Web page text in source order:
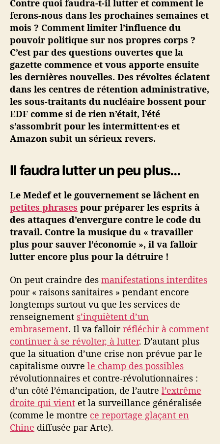
·
e
s
#
8
–
R
é
v
o
l
t
,
e
r
e
c
t
v
e
s
e
t
t
r
a
v
a
i
l
Contre quoi faudra-t-il lutter et comment le
ferons-nous dans les prochaines semaines et
mois ? Comment limiter l’influence du
pouvoir politique sur nos propres corps ?
C’est par des questions ouvertes que la
gazette commence et vous apporte ensuite
les dernières nouvelles. Des révoltes éclatent
dans les centres de rétention administrative,
les sous-traitants du nucléaire bossent pour
EDF comme si de rien n’était, l’été
s’assombrit pour les intermittent·es et
Amazon subit un sérieux revers.
Il faudra lutter un peu plus…
Le Medef et le gouvernement se lâchent en
petites phrases pour préparer les esprits à
des attaques d’envergure contre le code du
travail. Contre la musique du « travailler
plus pour sauver l’économie », il va falloir
lutter encore plus pour la détruire !
On peut craindre des manifestations interdites
pour « raisons sanitaires » pendant encore
longtemps surtout vu que les services de
renseignement s’inquiètent d’un
embrasement. Il va falloirréfléchir à comment
continuer à se révolter, à lutter. D’autant plus
que la situation d’une crise non prévue par le
capitalisme ouvre le champ des possibles
révolutionnaires et contre-révolutionnaires :
d’un côté l’émancipation, de l’autre l’extrême
droite qui vient et la surveillance généralisée
(comme le montre ce reportage glaçant en
Chine diffusée par Arte).